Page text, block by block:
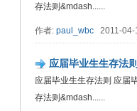
存法则&mdash......
作者: paul_wbc 2011-04-
应届毕业生生存
应届毕业生生存法则 应
存法则&mdash......